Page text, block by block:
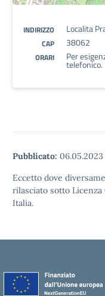
INDIRIZZO Localita
CAP 38062
ORARI Per
telefonico.
Pubblicato: 06.05.2023
Eccetto dove
rilasciato sotto
Italia.